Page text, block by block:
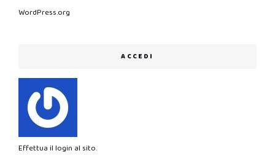
WordPress.org
ACCEDI
Effettua il login al sito.